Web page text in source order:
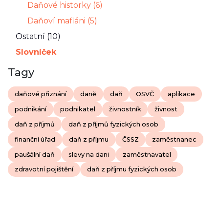
Daňové historky (6)
Daňoví mafiáni (5)
Ostatní (10)
Slovníček
Tagy
daňové přiznání daně daň OSVČ aplikace
podnikání podnikatel živnostník živnost
daň z příjmů daň z příjmů fyzických osob
finanční úřad daň z příjmu ČSSZ zaměstnanec
paušální daň slevy na dani zaměstnavatel
zdravotní pojištění daň z příjmu fyzických osob